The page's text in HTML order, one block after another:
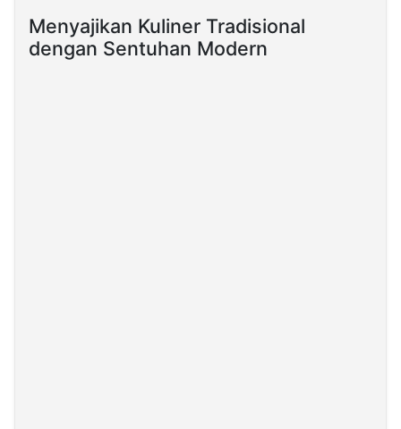
Menyajikan Kuliner Tradisional
dengan Sentuhan Modern